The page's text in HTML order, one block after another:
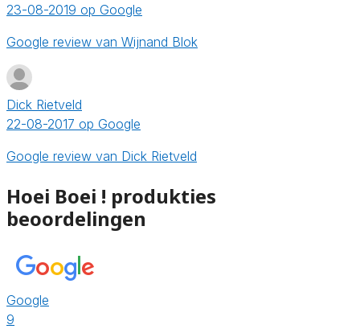
23-08-2019 op Google
Google review van Wijnand Blok
Dick Rietveld
22-08-2017 op Google
Google review van Dick Rietveld
Hoei Boei ! produkties
beoordelingen
Google
9